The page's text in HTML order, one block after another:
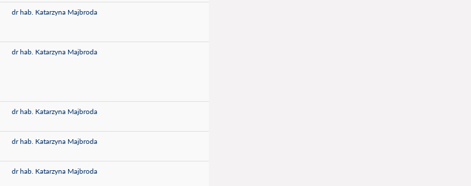
dr hab. Katarzyna Majbroda
dr hab. Katarzyna Majbroda
dr hab. Katarzyna Majbroda
dr hab. Katarzyna Majbroda
dr hab. Katarzyna Majbroda